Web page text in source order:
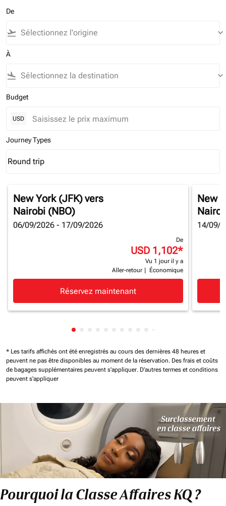
De
flight_takeoff keyboard_arrow_down
À
flight_land keyboard_arrow_down
Budget
USD
Journey Types
Journey Types option Round trip Selected
Round trip
keyboard_arrow_down
New York (JFK)vers
Nairobi (NBO)
06/09/2026 - 17/09/2026
De
USD 1,102*
Vu 1 jour il y a
Aller-retour
Économique
Réservez maintenant
New
14/09/
Affichage de cmp-pagination-showing-
* Les tarifs affichés ont été enregistrés au cours des dernières 48 heures et
peuvent ne pas être disponibles au moment de la réservation. Des frais et coûts
de bagages supplémentaires peuvent s'appliquer. D'autres termes et conditions
peuvent s'appliquer
Pourquoi la Classe Affaires KQ ?